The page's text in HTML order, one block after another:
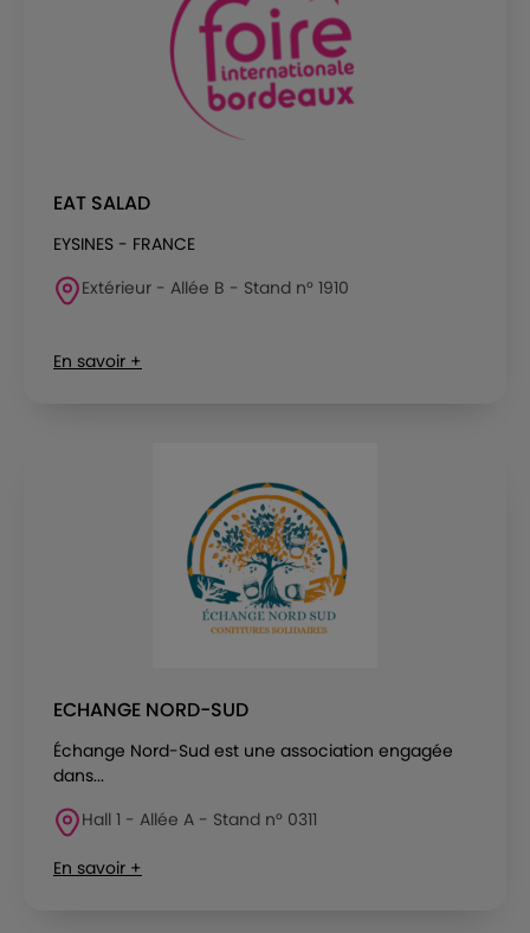
EAT SALAD
EYSINES - FRANCE
Extérieur - Allée B - Stand n° 1910
En savoir +
ECHANGE NORD-SUD
Échange Nord-Sud est une association engagée
dans...
Hall 1 - Allée A - Stand n° 0311
En savoir +